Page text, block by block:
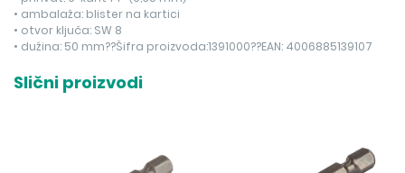
• ambalaža: blister na kartici
• otvor ključa: SW 8
• dužina: 50 mm??Šifra proizvoda:1391000??EAN: 4006885139107
Slični proizvodi